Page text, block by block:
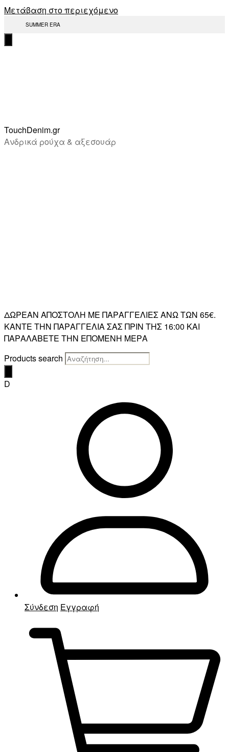
Μετάβαση στο περιεχόμενο
SUMMER ERA
TouchDenim.gr
Ανδρικά ρούχα & αξεσουάρ
ΔΩΡΕΑΝ ΑΠΟΣΤΟΛΗ ΜΕ ΠΑΡΑΓΓΕΛΙΕΣ ΑΝΩ ΤΩΝ 65€.
ΚΑΝΤΕ ΤΗΝ ΠΑΡΑΓΓΕΛΙΑ ΣΑΣ ΠΡΙΝ ΤΗΣ 16:00 ΚΑΙ
ΠΑΡΑΛΑΒΕΤΕ ΤΗΝ ΕΠΟΜΕΝΗ ΜΕΡΑ
Products search
D
Σύνδεση Εγγραφή